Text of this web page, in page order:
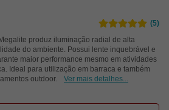
(5)
produz iluminação radial de alta
do ambiente. Possui lente inquebrável e
maior performance mesmo em atividades
Ideal para utilização em barraca e também
outdoor.
Ver mais detalhes...